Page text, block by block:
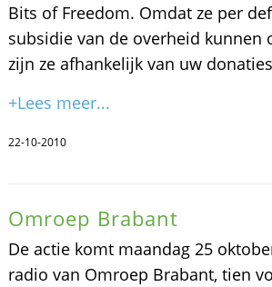
Bits of Freedom. Omdat ze per
subsidie van de overheid kunnen
zijn ze afhankelijk van uw
+Lees meer...
22-10-2010
Omroep Brabant
De actie komt maandag 25
radio van Omroep Brabant, tien